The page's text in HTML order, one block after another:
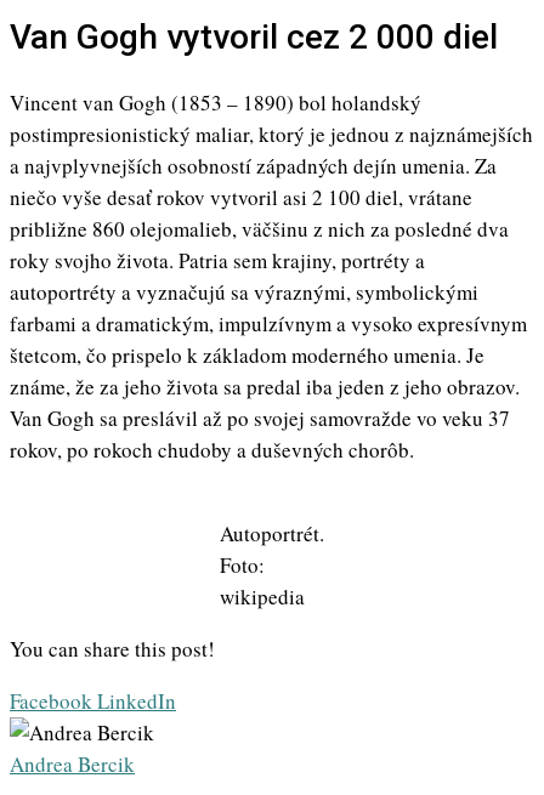
Van Gogh vytvoril cez 2 000 diel
​Vincent van Gogh (1853 – 1890) bol holandský
postimpresionistický maliar, ktorý je jednou z najznámejších
a najvplyvnejších osobností západných dejín umenia. Za
niečo vyše desať rokov vytvoril asi 2 100 diel, vrátane
približne 860 olejomalieb, väčšinu z nich za posledné dva
roky svojho života. Patria sem krajiny, portréty a
autoportréty a vyznačujú sa výraznými, symbolickými
farbami a dramatickým, impulzívnym a vysoko expresívnym
štetcom, čo prispelo k základom moderného umenia. Je
známe, že za jeho života sa predal iba jeden z jeho obrazov.
Van Gogh sa preslávil až po svojej samovražde vo veku 37
rokov, po rokoch chudoby a duševných chorôb.
Autoportrét.
Foto:
wikipedia
You can share this post!
Facebook LinkedIn
Andrea Bercik